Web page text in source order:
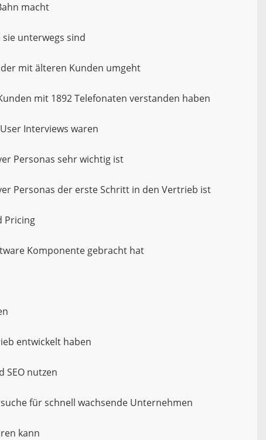
macht
unterwegs sind
mit älteren Kunden umgeht
mit 1892 Telefonaten verstanden haben
Interviews waren
Personas sehr wichtig ist
Personas der erste Schritt in den Vertrieb ist
Pricing
Komponente gebracht hat
entwickelt haben
SEO nutzen
für schnell wachsende Unternehmen
kann